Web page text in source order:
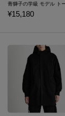
¥15,180